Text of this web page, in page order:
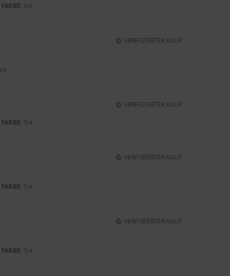
FARBE: 5/5
VERIFIZIERTER KAUF
/5
VERIFIZIERTER KAUF
FARBE: 5/5
VERIFIZIERTER KAUF
FARBE: 5/5
VERIFIZIERTER KAUF
FARBE: 5/5